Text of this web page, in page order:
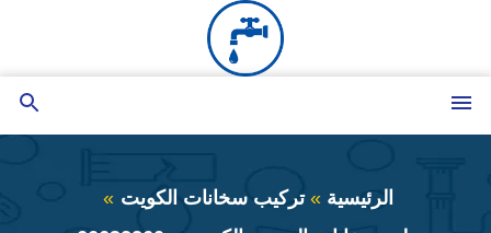
المحتوى
الرئيسية
تركيب سخانات الكويت